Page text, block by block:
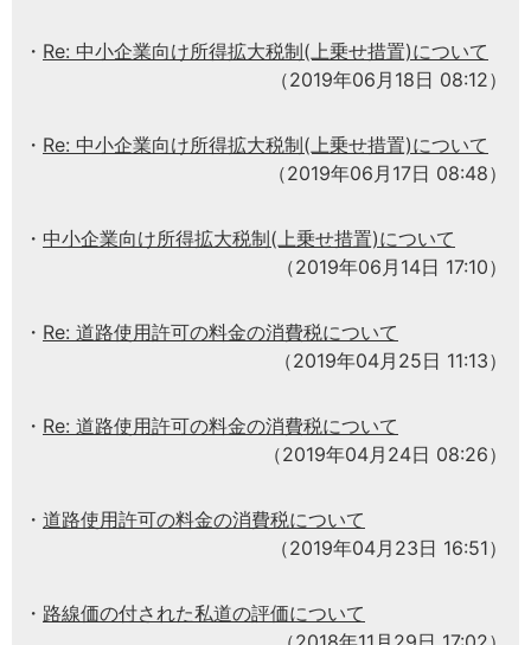
Re: 中小企業向け所得拡大税制(上乗せ措置)について
（2019年06月18日 08:12）
Re: 中小企業向け所得拡大税制(上乗せ措置)について
（2019年06月17日 08:48）
中小企業向け所得拡大税制(上乗せ措置)について
（2019年06月14日 17:10）
Re: 道路使用許可の料金の消費税について
（2019年04月25日 11:13）
Re: 道路使用許可の料金の消費税について
（2019年04月24日 08:26）
道路使用許可の料金の消費税について
（2019年04月23日 16:51）
路線価の付された私道の評価について